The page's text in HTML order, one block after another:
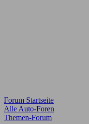
Forum Startseite
Alle Auto-Foren
Themen-Forum